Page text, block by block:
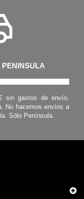
PENINSULA
sin gastos de envío,
No hacemos envíos a
Sólo Península.